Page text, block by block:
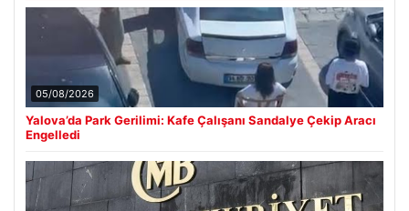
05/08/2026
Yalova’da Park Gerilimi: Kafe Çalışanı Sandalye Çekip Aracı
Engelledi